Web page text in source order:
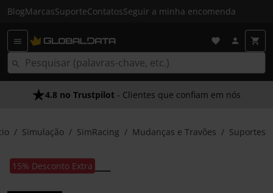
BlogMarcasSuporteContatosSeguir a minha encomenda
4.8 no Trustpilot - Clientes que confiam em nós
Simulação SimRacing Mudanças e Travões Suportes
15% Desconto Extra